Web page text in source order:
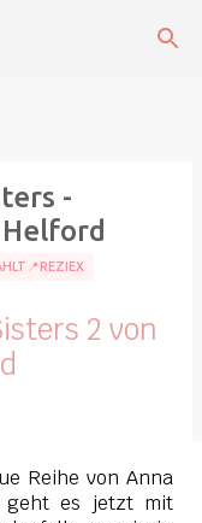
-
2 von
Reihe von Anna
geht es jetzt mit